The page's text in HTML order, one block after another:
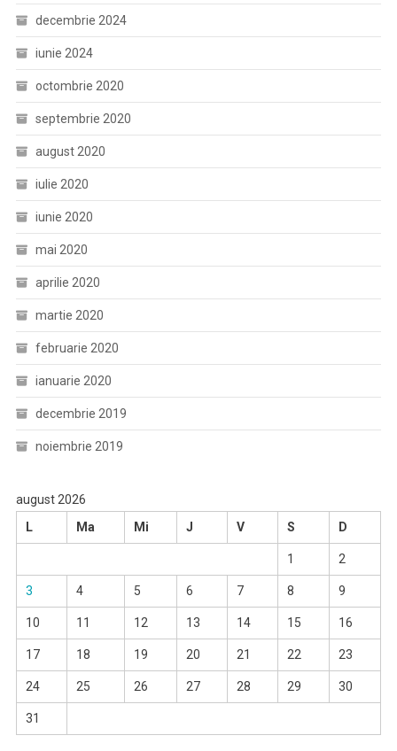
decembrie 2024
iunie 2024
octombrie 2020
septembrie 2020
august 2020
iulie 2020
iunie 2020
mai 2020
aprilie 2020
martie 2020
februarie 2020
ianuarie 2020
decembrie 2019
noiembrie 2019
august 2026
L
Ma Mi J V S D
1 2
3 4 5 6 7 8 9
10 11 12 13 14 15 16
17 18 19 20 21 22 23
24 25 26 27 28 29 30
31